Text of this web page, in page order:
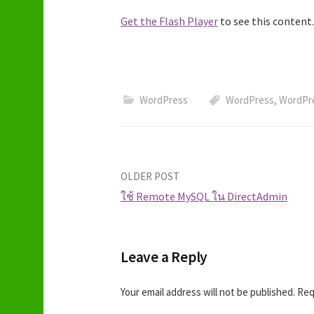
Get the Flash Player to see this content.
WordPress WordPress,
o
s
OLDER POST
ใช้ Remote MySQL ใน DirectAdmin
Leave a Reply
Your email address will not be published.